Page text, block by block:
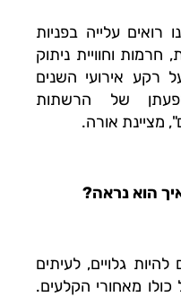
עלייה בפניות
וחוויית ניתוק
רקע אירועי השנים
של הרשתות
מציינת אורה.
הוא נראה?
גלויים, לעיתים
מאחורי הקלעים.